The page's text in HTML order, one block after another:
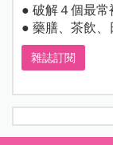
● 破解４個最常
● 藥膳、茶飲、
雜誌訂閱